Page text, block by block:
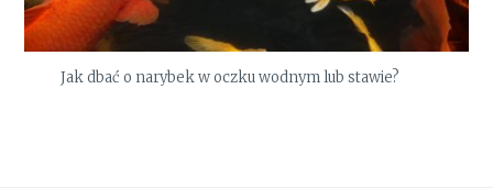
Jak dbać o narybek w oczku wodnym lub stawie?